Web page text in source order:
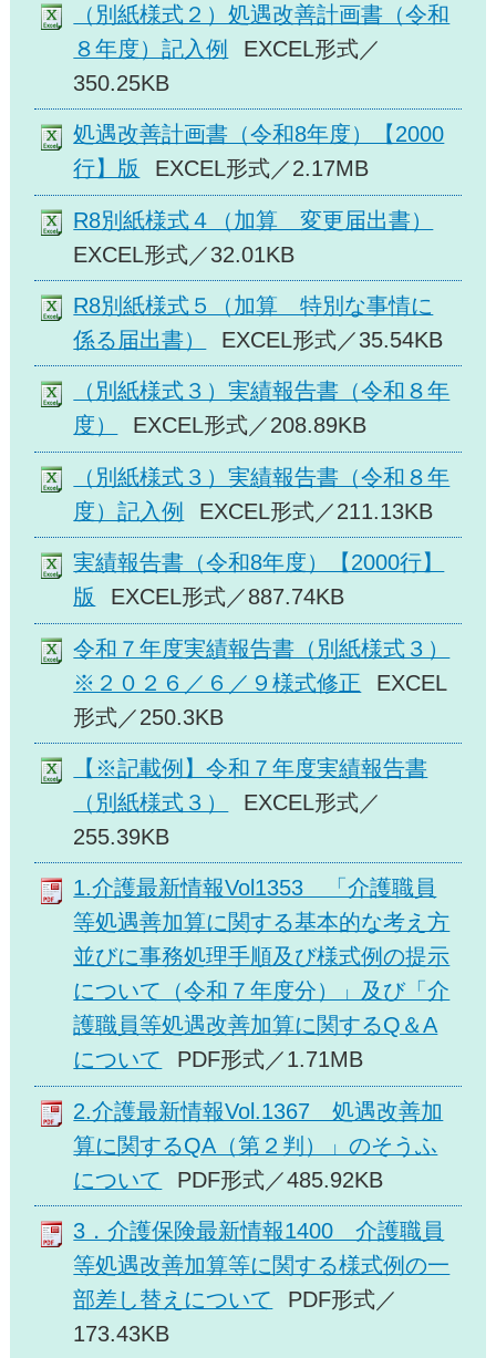
（別紙様式２）処遇改善計画書（令和
８年度）記入例
EXCEL形式／
350.25KB
処遇改善計画書（令和8年度）【2000
行】版
EXCEL形式／2.17MB
R8別紙様式４（加算 変更届出書）
EXCEL形式／32.01KB
R8別紙様式５（加算 特別な事情に
係る届出書）
EXCEL形式／35.54KB
（別紙様式３）実績報告書（令和８年
度）
EXCEL形式／208.89KB
（別紙様式３）実績報告書（令和８年
度）記入例
EXCEL形式／211.13KB
実績報告書（令和8年度）【2000行】
版
EXCEL形式／887.74KB
令和７年度実績報告書（別紙様式３）
※２０２６／６／９様式修正
EXCEL
形式／250.3KB
【※記載例】令和７年度実績報告書
（別紙様式３）
EXCEL形式／
255.39KB
1.介護最新情報Vol1353 「介護職員
等処遇善加算に関する基本的な考え方
並びに事務処理手順及び様式例の提示
について（令和７年度分）」及び「介
護職員等処遇改善加算に関するQ＆A
について
PDF形式／1.71MB
2.介護最新情報Vol.1367 処遇改善加
算に関するQA（第２判）」のそうふ
について
PDF形式／485.92KB
3．介護保険最新情報1400 介護職員
等処遇改善加算等に関する様式例の一
部差し替えについて
PDF形式／
173.43KB